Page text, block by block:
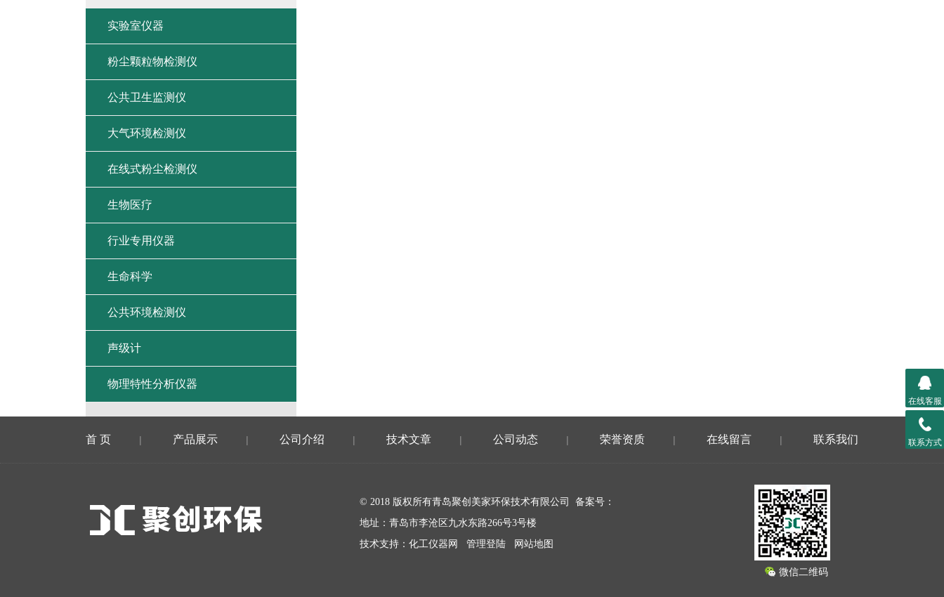
实验室仪器
粉尘颗粒物检测仪
公共卫生监测仪
大气环境检测仪
在线式粉尘检测仪
生物医疗
行业专用仪器
生命科学
公共环境检测仪
声级计
物理特性分析仪器
首 页 | 产品展示 | 公司介绍 | 技术文章 | 公司动态 | 荣誉资质 | 在线留言 | 联系我们
© 2018 版权所有青岛聚创美家环保技术有限公司 备案号：
地址：青岛市李沧区九水东路266号3号楼
技术支持： 化工仪器网 管理登陆 网站地图
微信二维码
在线客服
联系方式